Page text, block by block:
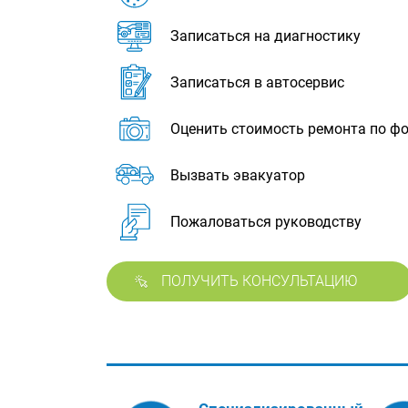
Записаться на диагностику
Записаться в автосервис
Оценить стоимость ремонта по
Вызвать эвакуатор
Пожаловаться руководству
ПОЛУЧИТЬ КОНСУЛЬТАЦИЮ